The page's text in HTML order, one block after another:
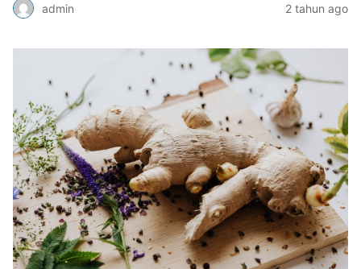
admin 2 tahun ago